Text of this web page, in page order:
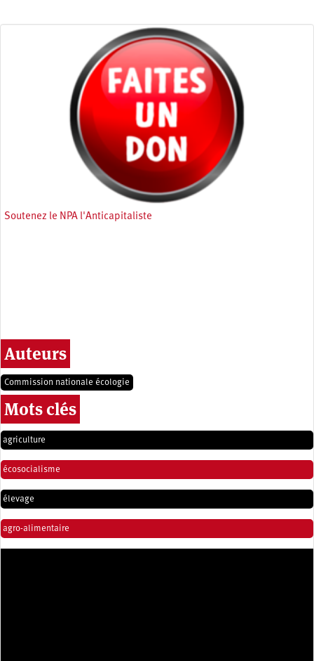
Soutenez le NPA l'Anticapitaliste
Auteurs
Commission nationale écologie
Mots clés
agriculture
écosocialisme
élevage
agro-alimentaire